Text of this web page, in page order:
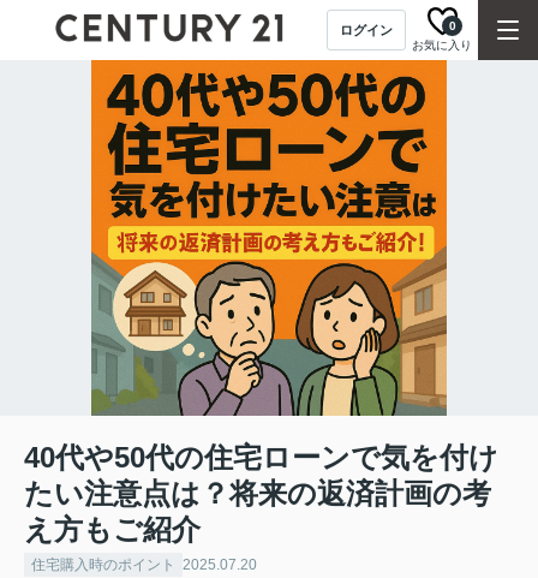
ログイン
お気に入り
0
40代や50代の住宅ローンで気を付け
たい注意点は？将来の返済計画の考
え方もご紹介
住宅購入時のポイント 2025.07.20